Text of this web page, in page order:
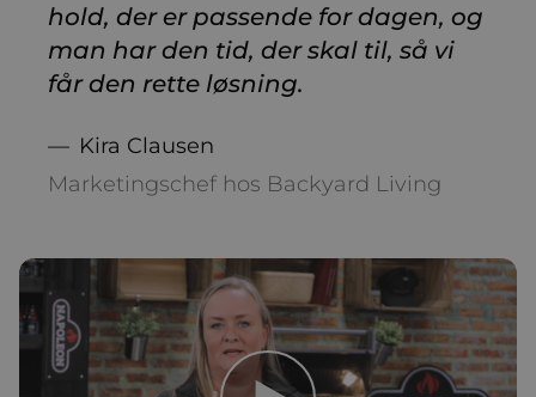
hold, der er passende for dagen, og
man har den tid, der skal til, så vi
får den rette løsning.
Kira Clausen
Marketingschef hos Backyard Living